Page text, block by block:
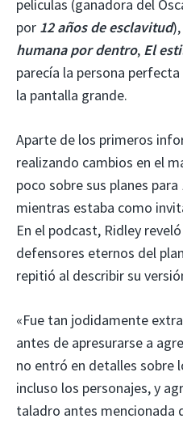
películas (ganadora del
por 12 años de esclavitud
humana por dentro, El
parecía la persona
la pantalla grande.
Aparte de los primeros
realizando cambios en el
poco sobre sus planes para
mientras estaba como
En el podcast, Ridley
defensores eternos del
repitió al describir su
«Fue tan jodidamente
antes de apresurarse a
no entró en detalles sobre
incluso los personajes, y
taladro antes mencionada